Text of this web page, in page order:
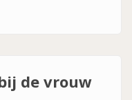
de vrouw